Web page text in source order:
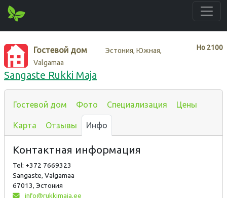
Нo 2100
Гостевой дом
Эстония, Южная,
Valgamaa
Sangaste Rukki Maja
Гостевой дом Фото Специализация Цены
Карта Отзывы Инфо
Контактная информация
Tel: +372 7669323
Sangaste, Valgamaa
67013, Эстония
info@rukkimaja.ee